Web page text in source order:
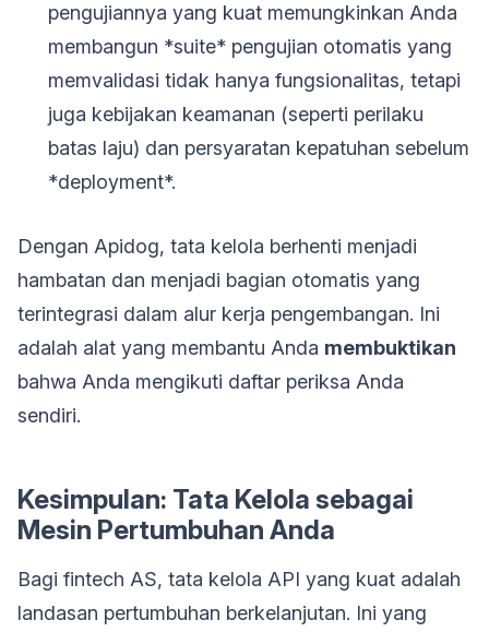
pengujiannya yang kuat memungkinkan Anda
membangun *suite* pengujian otomatis yang
memvalidasi tidak hanya fungsionalitas, tetapi
juga kebijakan keamanan (seperti perilaku
batas laju) dan persyaratan kepatuhan sebelum
*deployment*.
Dengan Apidog, tata kelola berhenti menjadi
hambatan dan menjadi bagian otomatis yang
terintegrasi dalam alur kerja pengembangan. Ini
adalah alat yang membantu Anda membuktikan
bahwa Anda mengikuti daftar periksa Anda
sendiri.
Kesimpulan: Tata Kelola sebagai
Mesin Pertumbuhan Anda
Bagi fintech AS, tata kelola API yang kuat adalah
landasan pertumbuhan berkelanjutan. Ini yang